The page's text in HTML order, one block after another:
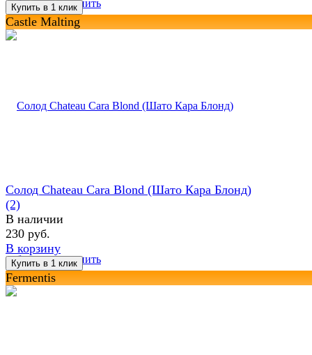
избранное сравнить
Castle Malting
избранное сравнить
Солод Chateau Cara Blond (Шато Кара Блонд)
(2)
В наличии
230 руб.
В корзину
Fermentis